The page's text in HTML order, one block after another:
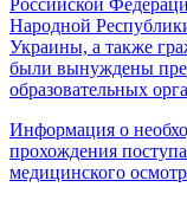
Народной
Украины, а также
были вынуждены
образовательных
Информация о
прохождения
медицинского